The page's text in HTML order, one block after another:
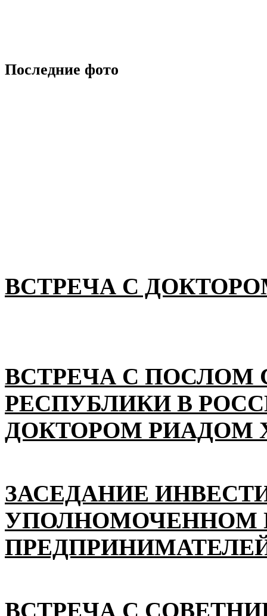
Последние фото
ВСТРЕЧА С
ВСТРЕЧА С ПОСЛОМ
РЕСПУБЛИКИ В
ДОКТОРОМ РИАДОМ
ЗАСЕДАНИЕ
УПОЛНОМОЧЕННОМ
ВСТРЕЧА С